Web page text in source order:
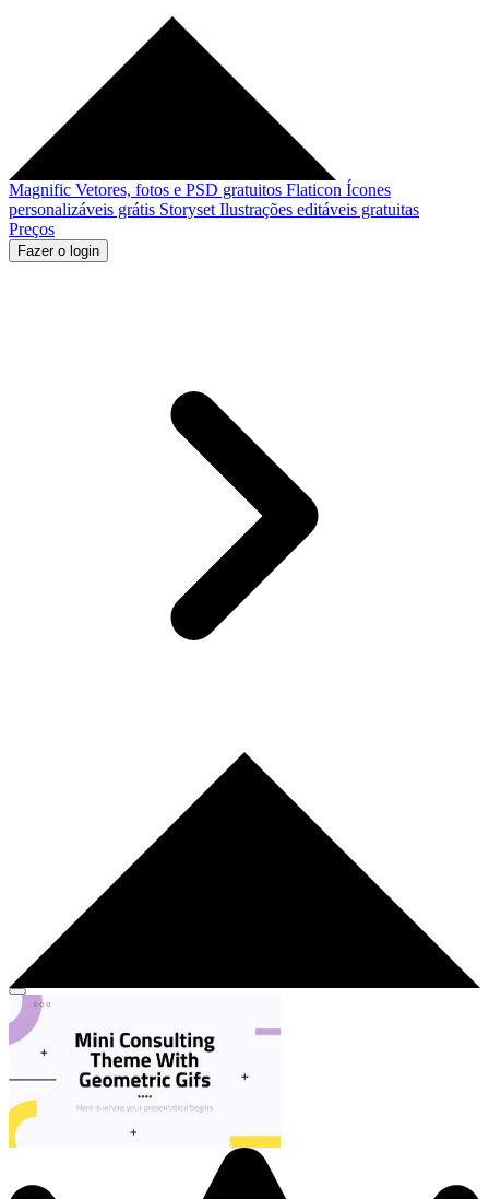
Magnific Vetores, fotos e PSD gratuitos Flaticon Ícones
personalizáveis grátis Storyset Ilustrações editáveis gratuitas
Preços
Fazer o login